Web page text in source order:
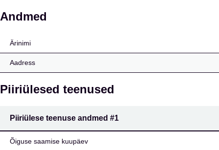
INTESA SANPAOLO
Andmed
Ärinimi
Aadress
Piiriülesed teenused
Piiriülese teenuse andmed #1
Õiguse saamise kuupäev